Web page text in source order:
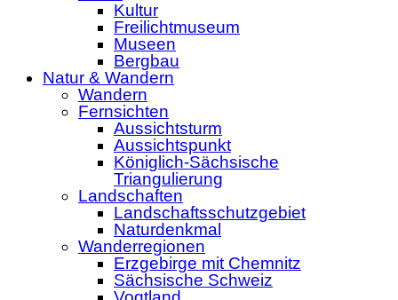
Kultur
Freilichtmuseum
Museen
Bergbau
Natur & Wandern
Wandern
Fernsichten
Aussichtsturm
Aussichtspunkt
Königlich-Sächsische
Triangulierung
Landschaften
Landschaftsschutzgebiet
Naturdenkmal
Wanderregionen
Erzgebirge mit Chemnitz
Sächsische Schweiz